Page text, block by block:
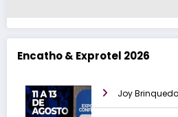
Encatho & Exprotel 2026
Joy